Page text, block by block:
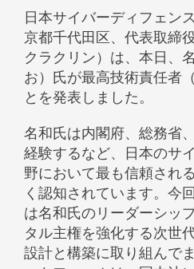
日本サイバーディフェン
京都千代田区、代表取締
クラクリン）は、本日、
お）氏が最高技術責任者
とを発表しました。
名和氏は内閣府、総務省
経験するなど、日本のサ
野において最も信頼され
く認知されています。今
は名和氏のリーダーシッ
タル主権を強化する次世
設計と構築に取り組んで